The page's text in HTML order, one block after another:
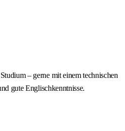
– gerne mit einem technischen
gute Englischkenntnisse.